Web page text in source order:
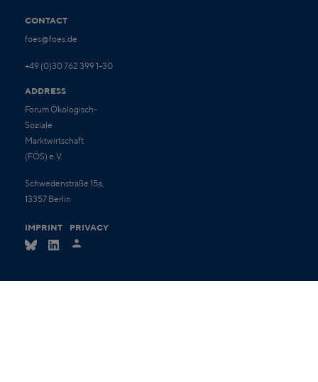
CONTACT
foes@foes.de
+49 (0)30 762 399 1-30
ADDRESS
Forum Ökologisch-
Soziale
Marktwirtschaft
(FÖS) e.V.
Schwedenstraße 15a,
13357 Berlin
IMPRINT PRIVACY